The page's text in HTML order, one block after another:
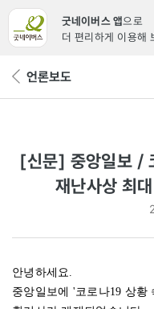
굿네이버스 앱으로
더 편리하게 이용해
뒤 언론보도
[신문] 중앙일보 /
재난사상 최
안녕하세요.
중앙일보에 '코로나19 상황